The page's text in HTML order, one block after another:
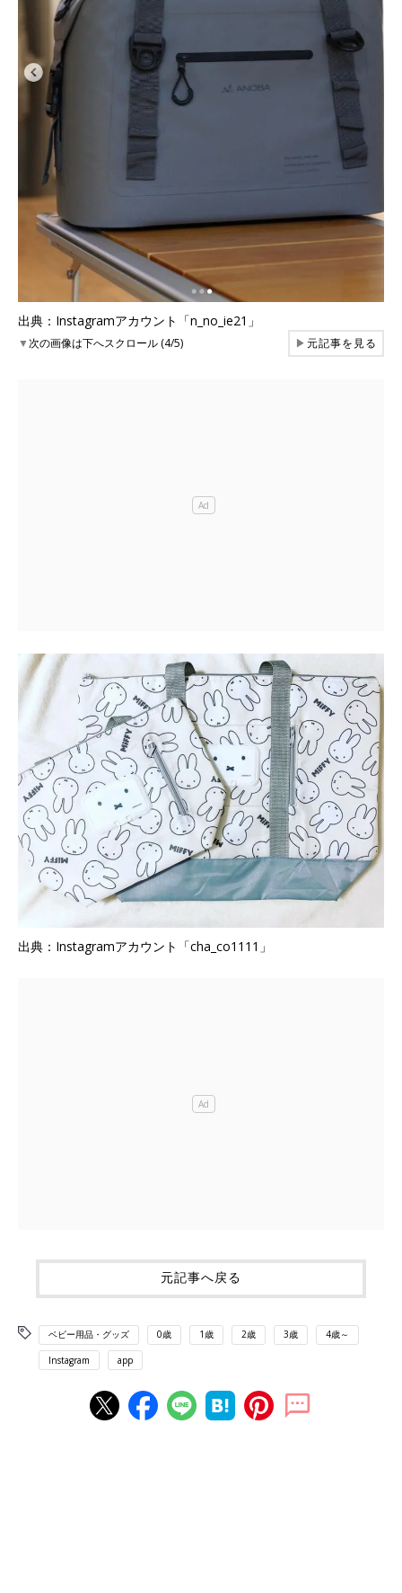
出典：Instagramアカウント「n_no_ie21」
▼次の画像は下へスクロール (4/5) ▶元記事を見る
出典：Instagramアカウント「cha_co1111」
元記事へ戻る
ベビー用品・グッズ 0歳 1歳 2歳 3歳 4歳～
Instagram app